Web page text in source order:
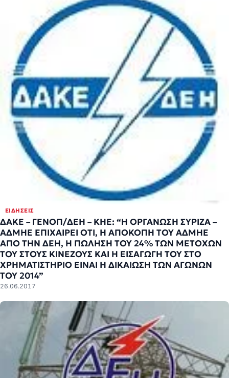
ΕΙΔΉΣΕΙΣ
ΔΑΚΕ – ΓΕΝΟΠ/ΔΕΗ – ΚΗΕ: “Η ΟΡΓΑΝΩΣΗ ΣΥΡΙΖΑ –
ΑΔΜΗΕ ΕΠΙΧΑΙΡΕΙ ΟΤΙ, Η ΑΠΟΚΟΠΗ ΤΟΥ ΑΔΜΗΕ
ΑΠΟ ΤΗΝ ΔΕΗ, Η ΠΩΛΗΣΗ ΤΟΥ 24% ΤΩΝ ΜΕΤΟΧΩΝ
ΤΟΥ ΣΤΟΥΣ ΚΙΝΕΖΟΥΣ ΚΑΙ Η ΕΙΣΑΓΩΓΗ ΤΟΥ ΣΤΟ
ΧΡΗΜΑΤΙΣΤΗΡΙΟ ΕΙΝΑΙ Η ΔΙΚΑΙΩΣΗ ΤΩΝ ΑΓΩΝΩΝ
ΤΟΥ 2014”
26.06.2017